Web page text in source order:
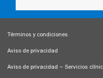
Términos y condiciones
Aviso de privacidad
Aviso de privacidad – Servicios